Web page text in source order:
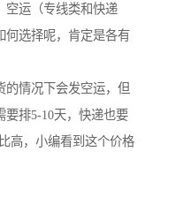
空运（专线类和快递
何选择呢，肯定是各有
的情况下会发空运，但
要排5-10天，快递也要
高，小编看到这个价格